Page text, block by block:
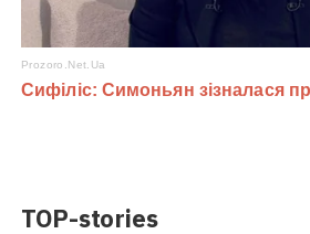
TOP-stories